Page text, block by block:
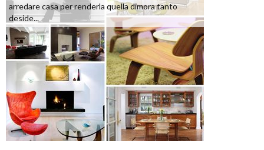
arredare casa per renderla quella dimora tanto
deside...